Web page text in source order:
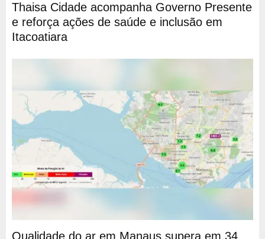
Thaisa Cidade acompanha Governo Presente
e reforça ações de saúde e inclusão em
Itacoatiara
Qualidade do ar em Manaus supera em 34